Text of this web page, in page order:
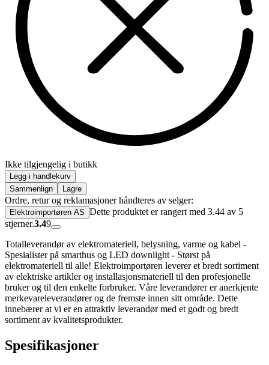
Ikke tilgjengelig i butikk
Legg i handlekurv
Sammenlign
Lagre
Ordre, retur og reklamasjoner håndteres av selger:
Elektroimportøren AS Dette produktet er rangert med 3.44 av 5
stjerner.3.49
Totalleverandør av elektromateriell, belysning, varme og kabel -
Spesialister på smarthus og LED downlight - Størst på
elektromateriell til alle! Elektroimportøren leverer et bredt sortiment
av elektriske artikler og installasjonsmateriell til den profesjonelle
bruker og til den enkelte forbruker. Våre leverandører er anerkjente
merkevareleverandører og de fremste innen sitt område. Dette
innebærer at vi er en attraktiv leverandør med et godt og bredt
sortiment av kvalitetsprodukter.
Spesifikasjoner